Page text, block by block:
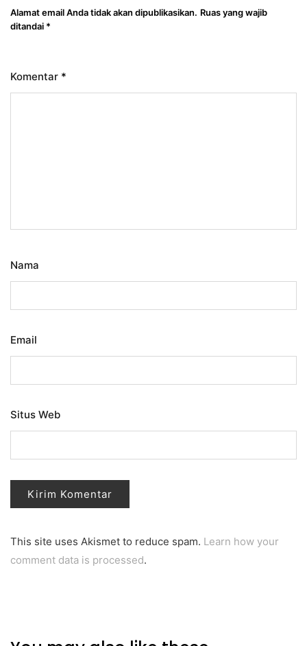
Alamat email Anda tidak akan dipublikasikan. Ruas yang wajib
ditandai *
Komentar *
Nama
Email
Situs Web
This site uses Akismet to reduce spam. Learn how your
comment data is processed.